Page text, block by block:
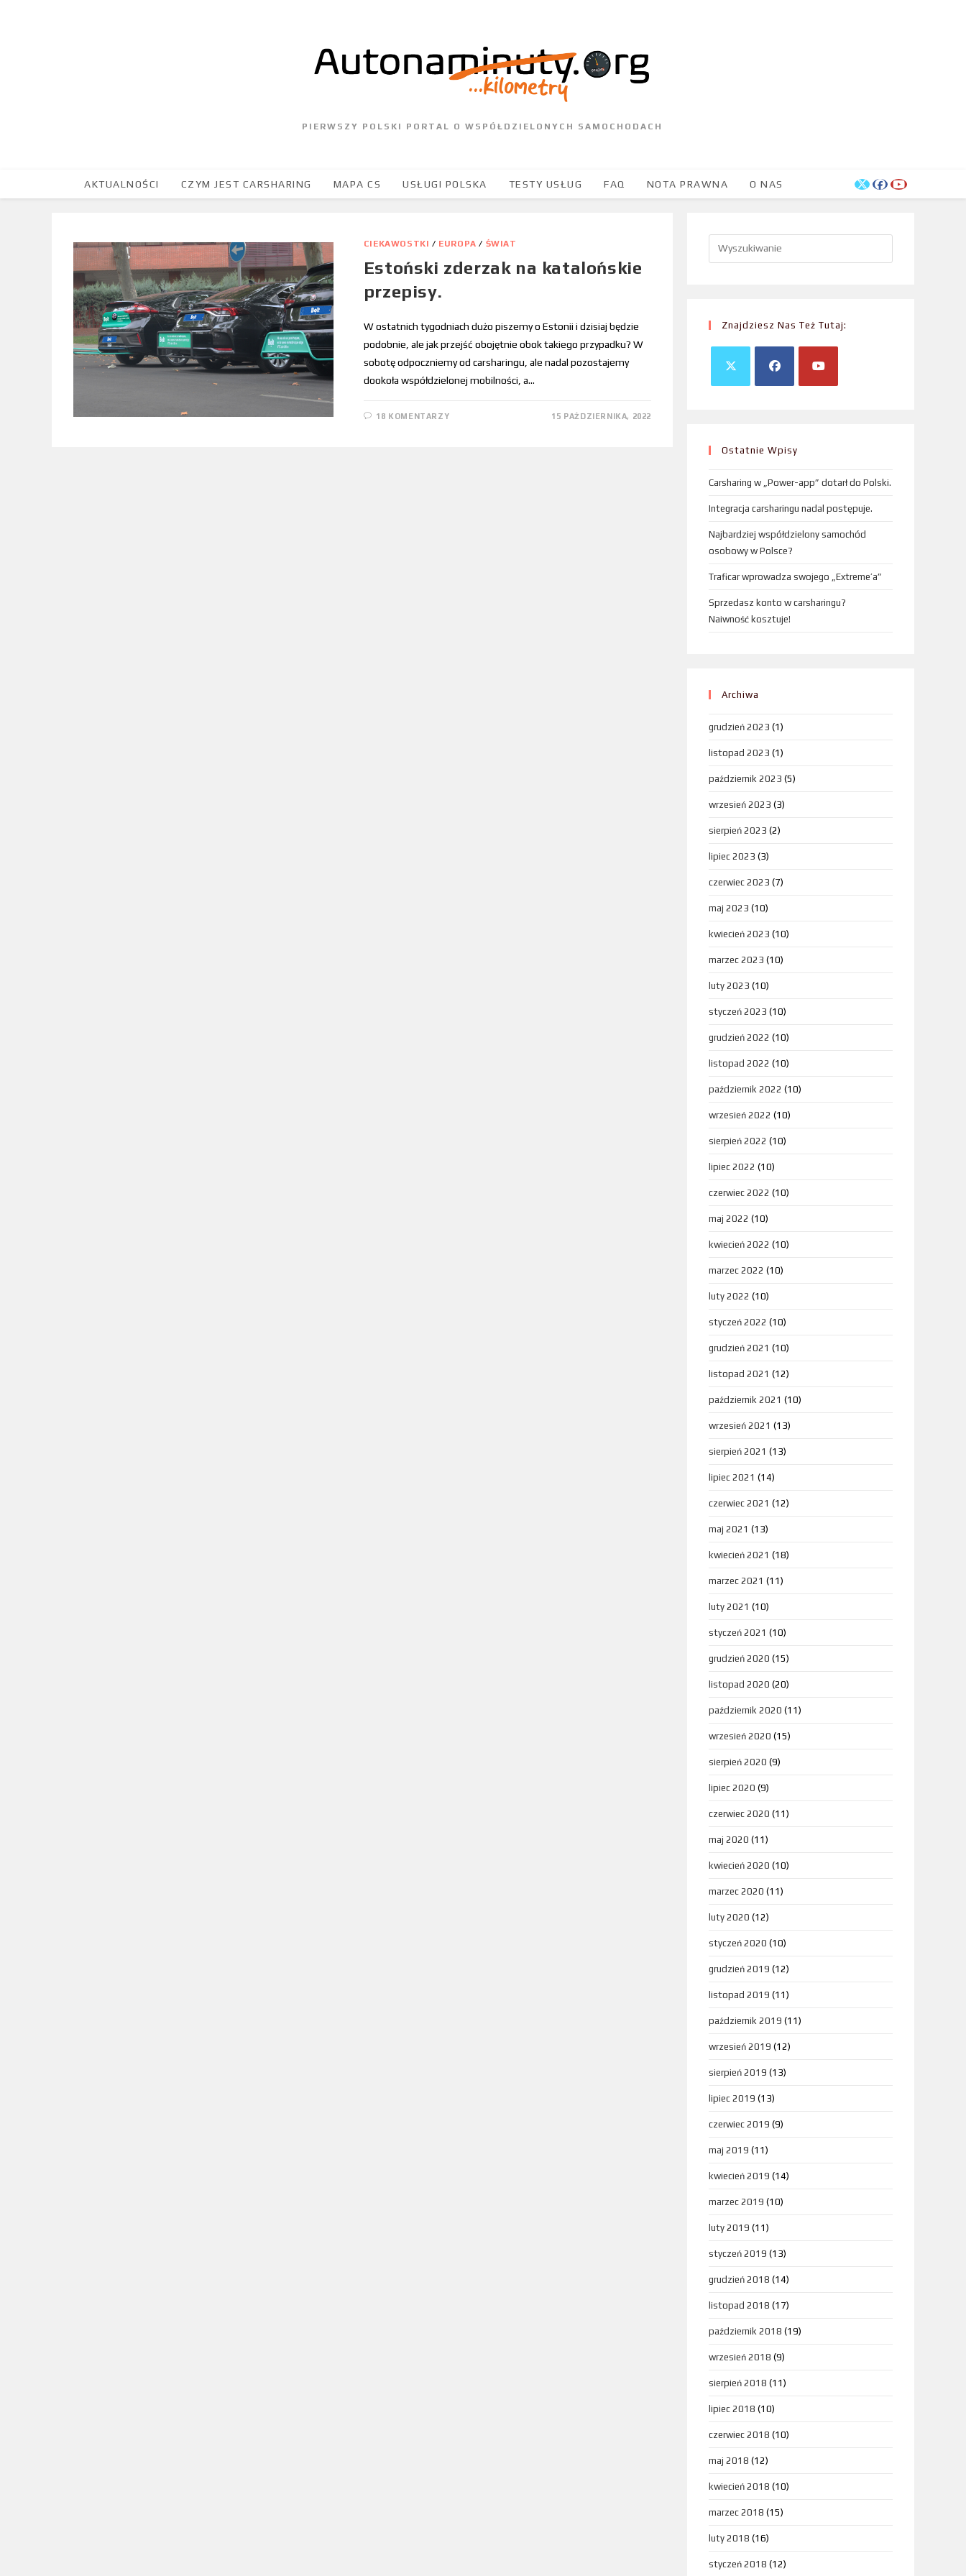
PIERWSZY POLSKI PORTAL O WSPÓŁDZIELONYCH SAMOCHODACH
AKTUALNOŚCI CZYM JEST CARSHARING MAPA CS USŁUGI POLSKA TESTY USŁUG FAQ NOTA PRAWNA O NAS
CIEKAWOSTKI / EUROPA / ŚWIAT
Estoński zderzak na katalońskie
przepisy.
W ostatnich tygodniach dużo piszemy o Estonii i dzisiaj będzie
podobnie, ale jak przejść obojętnie obok takiego przypadku? W
sobotę odpoczniemy od carsharingu, ale nadal pozostajemy
dookoła współdzielonej mobilności, a…
18 KOMENTARZY 15 PAŹDZIERNIKA, 2022
Znajdziesz Nas Też Tutaj:
Ostatnie Wpisy
Carsharing w „Power-app” dotarł do Polski.
Integracja carsharingu nadal postępuje.
Najbardziej współdzielony samochód
osobowy w Polsce?
Traficar wprowadza swojego „Extreme’a”
Sprzedasz konto w carsharingu?
Naiwność kosztuje!
Archiwa
grudzień 2023 (1)
listopad 2023 (1)
październik 2023 (5)
wrzesień 2023 (3)
sierpień 2023 (2)
lipiec 2023 (3)
czerwiec 2023 (7)
maj 2023 (10)
kwiecień 2023 (10)
marzec 2023 (10)
luty 2023 (10)
styczeń 2023 (10)
grudzień 2022 (10)
listopad 2022 (10)
październik 2022 (10)
wrzesień 2022 (10)
sierpień 2022 (10)
lipiec 2022 (10)
czerwiec 2022 (10)
maj 2022 (10)
kwiecień 2022 (10)
marzec 2022 (10)
luty 2022 (10)
styczeń 2022 (10)
grudzień 2021 (10)
listopad 2021 (12)
październik 2021 (10)
wrzesień 2021 (13)
sierpień 2021 (13)
lipiec 2021 (14)
czerwiec 2021 (12)
maj 2021 (13)
kwiecień 2021 (18)
marzec 2021 (11)
luty 2021 (10)
styczeń 2021 (10)
grudzień 2020 (15)
listopad 2020 (20)
październik 2020 (11)
wrzesień 2020 (15)
sierpień 2020 (9)
lipiec 2020 (9)
czerwiec 2020 (11)
maj 2020 (11)
kwiecień 2020 (10)
marzec 2020 (11)
luty 2020 (12)
styczeń 2020 (10)
grudzień 2019 (12)
listopad 2019 (11)
październik 2019 (11)
wrzesień 2019 (12)
sierpień 2019 (13)
lipiec 2019 (13)
czerwiec 2019 (9)
maj 2019 (11)
kwiecień 2019 (14)
marzec 2019 (10)
luty 2019 (11)
styczeń 2019 (13)
grudzień 2018 (14)
listopad 2018 (17)
październik 2018 (19)
wrzesień 2018 (9)
sierpień 2018 (11)
lipiec 2018 (10)
czerwiec 2018 (10)
maj 2018 (12)
kwiecień 2018 (10)
marzec 2018 (15)
luty 2018 (16)
styczeń 2018 (12)